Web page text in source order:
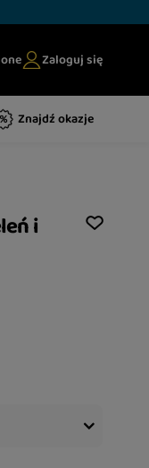
Zaloguj się
Znajdź okazje
i